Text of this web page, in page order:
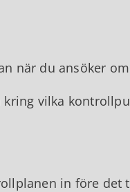
när du ansöker
vilka
in före det